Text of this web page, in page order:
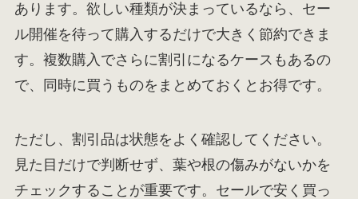
あります。欲しい種類が決まっているなら、セー
ル開催を待って購入するだけで大きく節約できま
す。複数購入でさらに割引になるケースもあるの
で、同時に買うものをまとめておくとお得です。
ただし、割引品は状態をよく確認してください。
見た目だけで判断せず、葉や根の傷みがないかを
チェックすることが重要です。セールで安く買っ